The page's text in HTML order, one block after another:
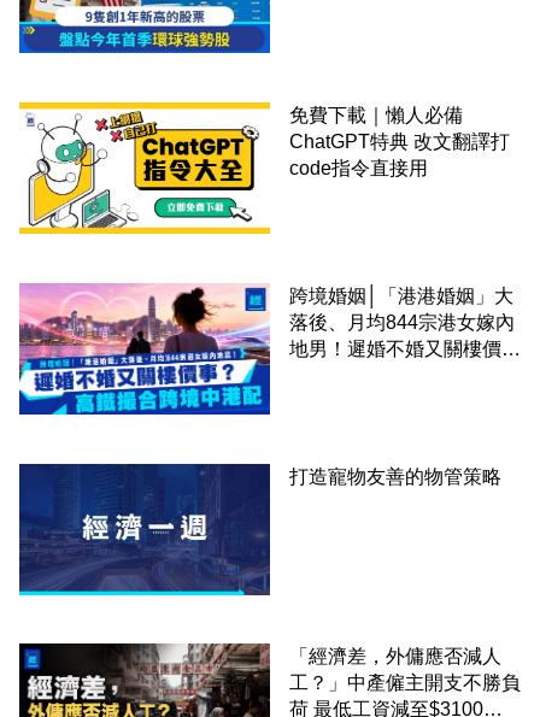
免費下載｜懶人必備
ChatGPT特典 改文翻譯打
code指令直接用
跨境婚姻│「港港婚姻」大
落後、月均844宗港女嫁內
地男！遲婚不婚又關樓價
打造寵物友善的物管策略
「經濟差，外傭應否減人
工？」中產僱主開支不勝負
荷 最低工資減至$3100蚊